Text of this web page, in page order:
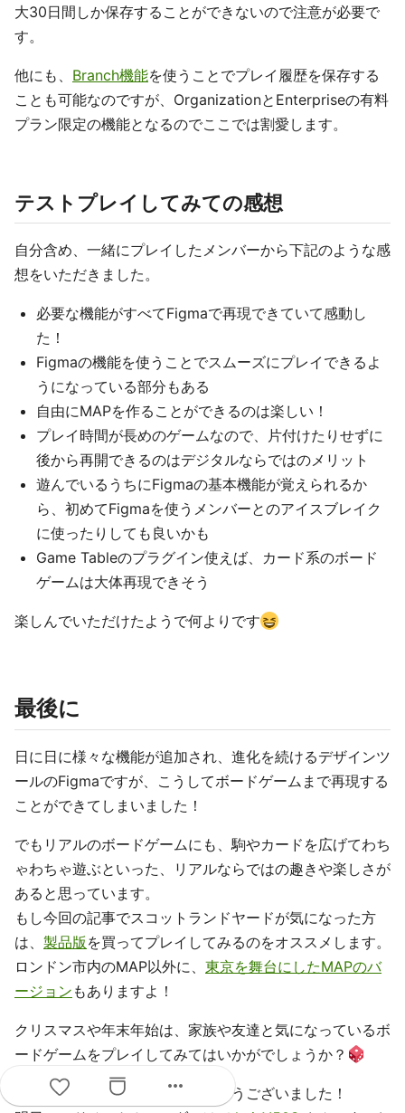
大30日間しか保存することができないので注意が必要で
す。
他にも、 Branch機能を使うことでプレイ履歴を保存する
ことも可能なのですが、OrganizationとEnterpriseの有料
プラン限定の機能となるのでここでは割愛します。
テストプレイしてみての感想
自分含め、一緒にプレイしたメンバーから下記のような感
想をいただきました。
必要な機能がすべてFigmaで再現できていて感動し
た！
Figmaの機能を使うことでスムーズにプレイできるよ
うになっている部分もある
自由にMAPを作ることができるのは楽しい！
プレイ時間が長めのゲームなので、片付けたりせずに
後から再開できるのはデジタルならではのメリット
遊んでいるうちにFigmaの基本機能が覚えられるか
ら、初めてFigmaを使うメンバーとのアイスブレイク
に使ったりしても良いかも
Game Tableのプラグイン使えば、カード系のボード
ゲームは大体再現できそう
楽しんでいただけたようで何よりです
最後に
日に日に様々な機能が追加され、進化を続けるデザインツ
ールのFigmaですが、こうしてボードゲームまで再現する
ことができてしまいました！
でもリアルのボードゲームにも、駒やカードを広げてわち
ゃわちゃ遊ぶといった、リアルならではの趣きや楽しさが
あると思っています。
もし今回の記事でスコットランドヤードが気になった方
は、 製品版 を買ってプレイしてみるのをオススメします。
ロンドン市内のMAP以外に、 東京を舞台にしたMAPのバ
ージョン もありますよ！
クリスマスや年末年始は、家族や友達と気になっているボ
ードゲームをプレイしてみてはいかがでしょうか？
ここまで読んでいただきありがとうございました！
more_horiz